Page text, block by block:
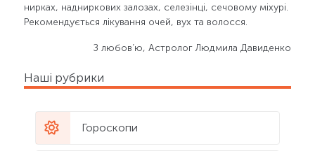
нирках, надниркових залозах, селезінці, сечовому міхурі.
Рекомендується лікування очей, вух та волосся.
З любов’ю, Астролог Людмила Давиденко
Наші рубрики
Гороскопи